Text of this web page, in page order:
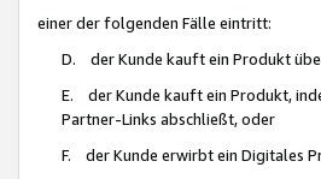
einer der folgenden Fälle eintritt:
D. der Kunde kauft ein Produkt
E. der Kunde kauft ein Produkt,
Partner-Links abschließt, oder
F. der Kunde erwirbt ein Digitales